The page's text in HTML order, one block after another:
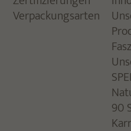
Verpackungsarten
90